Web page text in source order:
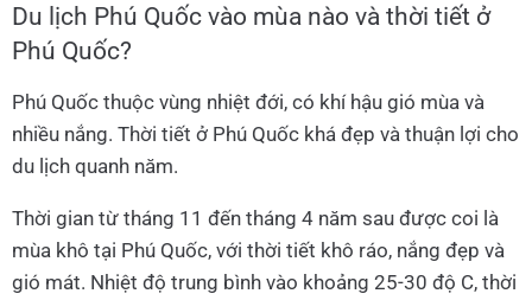
Du lịch Phú Quốc vào mùa nào và thời tiết ở
Phú Quốc?
Phú Quốc thuộc vùng nhiệt đới, có khí hậu gió mùa và
nhiều nắng. Thời tiết ở Phú Quốc khá đẹp và thuận lợi cho
du lịch quanh năm.
Thời gian từ tháng 11 đến tháng 4 năm sau được coi là
mùa khô tại Phú Quốc, với thời tiết khô ráo, nắng đẹp và
gió mát. Nhiệt độ trung bình vào khoảng 25-30 độ C, thời